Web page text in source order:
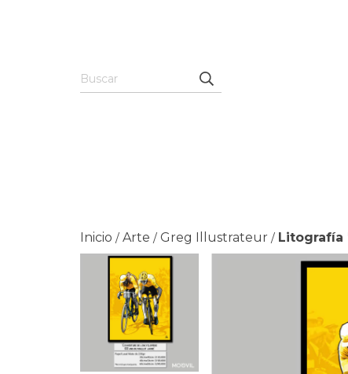
Inicio / Arte / Greg Illustrateur / Litografía